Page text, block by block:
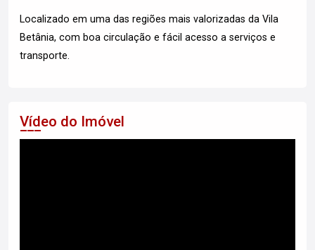
Localizado em uma das regiões mais valorizadas da Vila
Betânia, com boa circulação e fácil acesso a serviços e
transporte.
Vídeo do Imóvel